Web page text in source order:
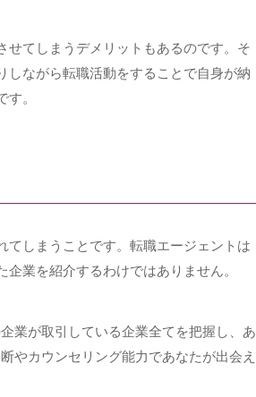
せてしまうデメリットもあるのです。そ
しながら転職活動をすることで自身が納
。
てしまうことです。転職エージェントは
業を紹介するわけではありません。
業が取引している企業全てを把握し、あ
やカウンセリング能力であなたが出会え